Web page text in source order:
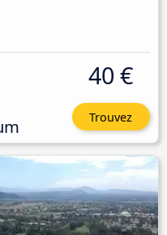
40 €
Trouvez